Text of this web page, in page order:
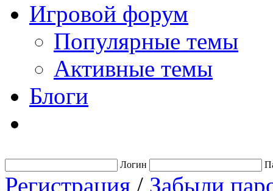
Игровой форум
Популярные темы
Активные темы
Блоги
Логин
Регистрация / Забыли